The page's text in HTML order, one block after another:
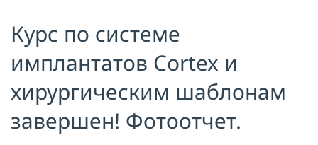
конфиденциальности
на обработку персональных данных
ОТПРАВИТЬ
Курс по системе
имплантатов Cortex и
хирургическим шаблонам
завершен! Фотоотчет.